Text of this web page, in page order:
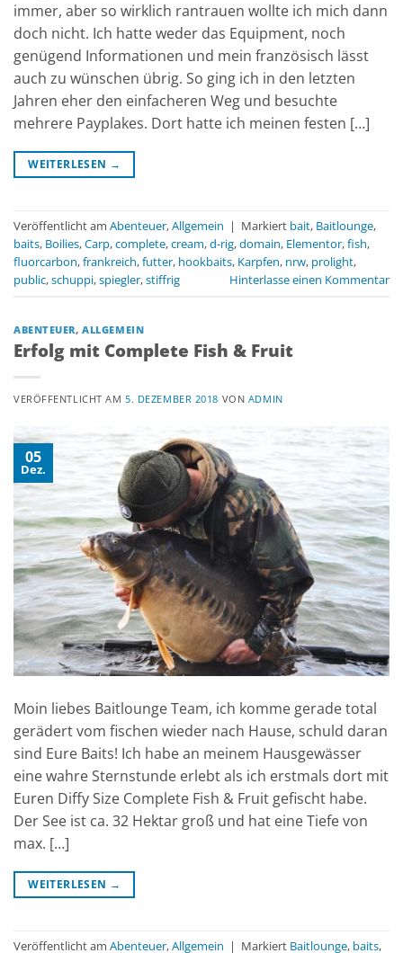
immer, aber so wirklich rantrauen wollte ich mich dann
doch nicht. Ich hatte weder das Equipment, noch
genügend Informationen und mein französisch lässt
auch zu wünschen übrig. So ging ich in den letzten
Jahren eher den einfacheren Weg und besuchte
mehrere Payplakes. Dort hatte ich meinen festen […]
WEITERLESEN →
Veröffentlicht am Abenteuer,Allgemein | Markiert bait, Baitlounge,
baits, Boilies,Carp,complete,cream,d-rig,domain, Elementor,fish,
fluorcarbon,frankreich,futter, hookbaits, Karpfen, nrw, prolight,
public,schuppi,spiegler,stiffrig Hinterlasse einen Kommentar
ABENTEUER,ALLGEMEIN
Erfolg mit Complete Fish & Fruit
VERÖFFENTLICHT AM 5. DEZEMBER 2018 VON ADMIN
05
Dez.
Moin liebes Baitlounge Team, ich komme gerade total
gerädert vom fischen wieder nach Hause, schuld daran
sind Eure Baits! Ich habe an meinem Hausgewässer
eine wahre Sternstunde erlebt als ich erstmals dort mit
Euren Diffy Size Complete Fish & Fruit gefischt habe.
Der See ist ca. 32 Hektar groß und hat eine Tiefe von
max. […]
WEITERLESEN →
Veröffentlicht am Abenteuer,Allgemein | Markiert Baitlounge, baits,